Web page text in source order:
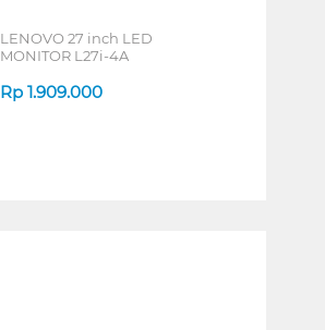
LENOVO 27 inch LED
MONITOR L27i-4A
Rp 1.909.000